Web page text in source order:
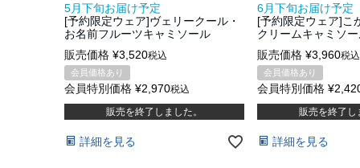
5月下旬お届け予定
[予約限定ウェア]ヴェリークール・
お名前フルーツキャミソール
販売価格 ¥3,520税込
会員価格あり
会員特別価格 ¥2,970税込
販売を終了しました。
詳細を見る
6月下旬お届け予定
[予約限定ウェア]こ
クリームキャミソ
販売価格 ¥3,960税込
会員価格あり
会員特別価格 ¥
販売を終了し
詳細を見る